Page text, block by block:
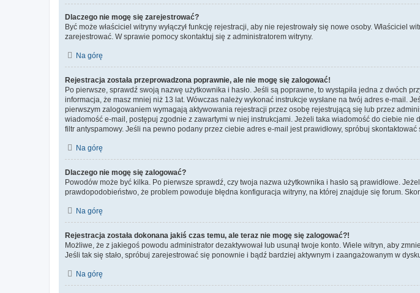
Dlaczego nie mogę się zarejestrować?
Być może właściciel witryny wyłączył funkcję rejestracji, aby nie rejestrowały się nowe osoby.
zarejestrować. W sprawie pomocy skontaktuj się z administratorem witryny.
Na górę
Rejestracja została przeprowadzona poprawnie, ale nie mogę się zalogować!
Po pierwsze, sprawdź swoją nazwę użytkownika i hasło. Jeśli są poprawne, to wystąpiła jedna z dwóch
informacja, że masz mniej niż 13 lat. Wówczas należy wykonać instrukcje wysłane na twój adres e-mail.
pierwszym zalogowaniem wymagają aktywowania rejestracji przez osobę rejestrującą się lub przez
wiadomość e-mail, postępuj zgodnie z zawartymi w niej instrukcjami. Jeżeli taka wiadomość do ciebie nie
filtr antyspamowy. Jeśli na pewno podany przez ciebie adres e-mail jest prawidłowy, spróbuj skontaktować
Na górę
Dlaczego nie mogę się zalogować?
Powodów może być kilka. Po pierwsze sprawdź, czy twoja nazwa użytkownika i hasło są prawidłowe.
prawdopodobieństwo, że problem powoduje błędna konfiguracja witryny, na której znajduje się forum.
Na górę
Rejestracja została dokonana jakiś czas temu, ale teraz nie mogę się zalogować?!
Możliwe, że z jakiegoś powodu administrator dezaktywował lub usunął twoje konto. Wiele witryn, aby
Jeśli tak się stało, spróbuj zarejestrować się ponownie i bądź bardziej aktywnym i zaangażowanym w
Na górę